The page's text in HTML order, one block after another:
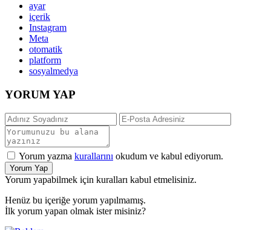
ayar
içerik
Instagram
Meta
otomatik
platform
sosyalmedya
YORUM YAP
Yorum yazma kurallarını okudum ve kabul ediyorum.
Yorum Yap
Yorum yapabilmek için kuralları kabul etmelisiniz.
Henüz bu içeriğe yorum yapılmamış.
İlk yorum yapan olmak ister misiniz?